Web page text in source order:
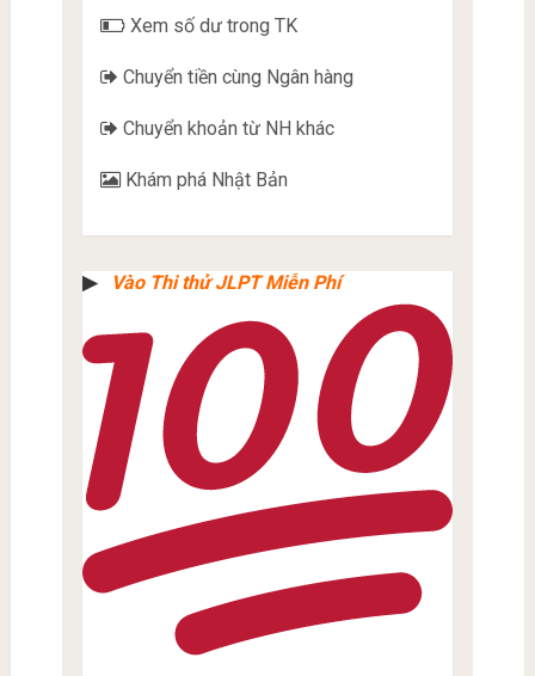
Xem số dư trong TK
Chuyển tiền cùng Ngân hàng
Chuyển khoản từ NH khác
Khám phá Nhật Bản
▶︎ Vào Thi thử JLPT Miễn Phí